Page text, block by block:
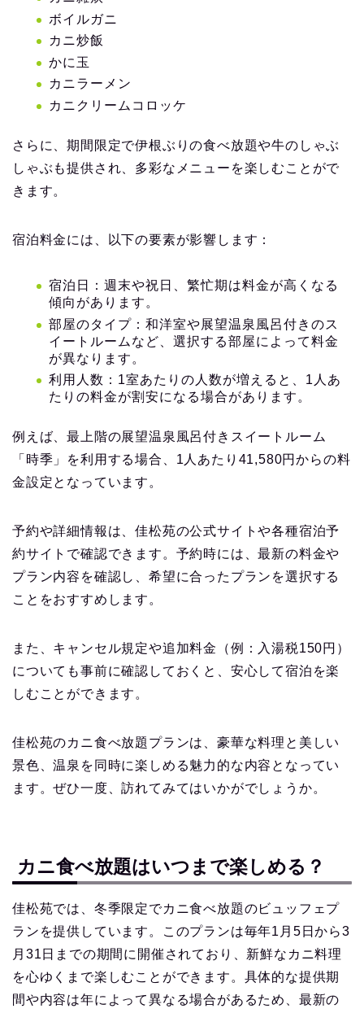
ボイルガニ
カニ炒飯
かに玉
カニラーメン
カニクリームコロッケ
さらに、期間限定で伊根ぶりの食べ放題や牛のしゃぶ
しゃぶも提供され、多彩なメニューを楽しむことがで
きます。
宿泊料金には、以下の要素が影響します：
宿泊日：週末や祝日、繁忙期は料金が高くなる
傾向があります。
部屋のタイプ：和洋室や展望温泉風呂付きのス
イートルームなど、選択する部屋によって料金
が異なります。
利用人数：1室あたりの人数が増えると、1人あ
たりの料金が割安になる場合があります。
例えば、最上階の展望温泉風呂付きスイートルーム
「時季」を利用する場合、1人あたり41,580円からの料
金設定となっています。
予約や詳細情報は、佳松苑の公式サイトや各種宿泊予
約サイトで確認できます。予約時には、最新の料金や
プラン内容を確認し、希望に合ったプランを選択する
ことをおすすめします。
また、キャンセル規定や追加料金（例：入湯税150円）
についても事前に確認しておくと、安心して宿泊を楽
しむことができます。
佳松苑のカニ食べ放題プランは、豪華な料理と美しい
景色、温泉を同時に楽しめる魅力的な内容となってい
ます。ぜひ一度、訪れてみてはいかがでしょうか。
カニ食べ放題はいつまで楽しめる？
佳松苑では、冬季限定でカニ食べ放題のビュッフェプ
ランを提供しています。このプランは毎年1月5日から3
月31日までの期間に開催されており、新鮮なカニ料理
を心ゆくまで楽しむことができます。具体的な提供期
間や内容は年によって異なる場合があるため、最新の